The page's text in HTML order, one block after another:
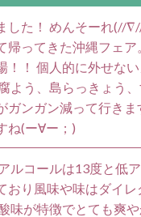
した！ めんそーれ(//
帰ってきた沖縄フェア
！！ 個人的に外せな
よう、島らっきょう
ガンガン減って行きま
ね(ー∀ー；)
ルコールは13度と低
おり風味や味はダイレ
味が特徴でとても爽